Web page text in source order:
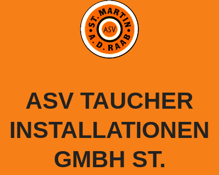
ASV TAUCHER
INSTALLATIONEN
GMBH ST.